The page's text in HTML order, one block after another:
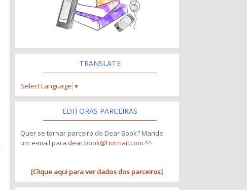
TRANSLATE
Select Language ▼
EDITORAS PARCEIRAS
Quer se tornar parceiro do Dear Book? Mande
um e-mail para dear.book@hotmail.com ^^
[Clique aqui para ver dados dos parceiros]